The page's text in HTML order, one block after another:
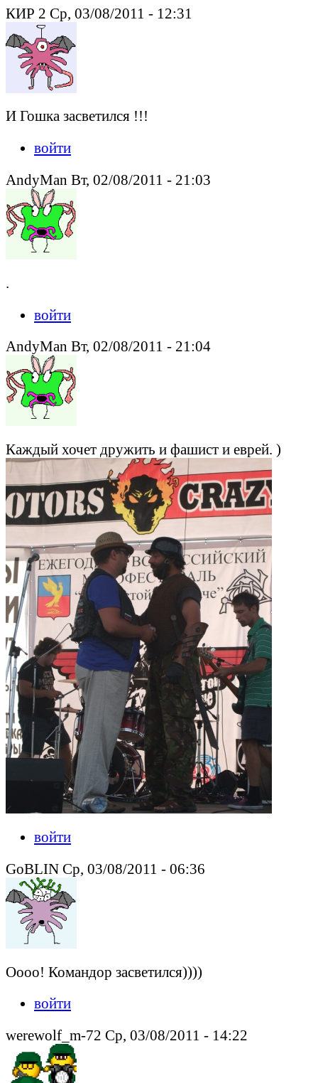
КИР 2 Ср, 03/08/2011 - 12:31
И Гошка засветился !!!
войти
AndyMan Вт, 02/08/2011 - 21:03
.
войти
AndyMan Вт, 02/08/2011 - 21:04
Каждый хочет дружить и фашист и еврей. )
войти
GoBLIN Ср, 03/08/2011 - 06:36
Оооо! Командор засветился))))
войти
werewolf_m-72 Ср, 03/08/2011 - 14:22